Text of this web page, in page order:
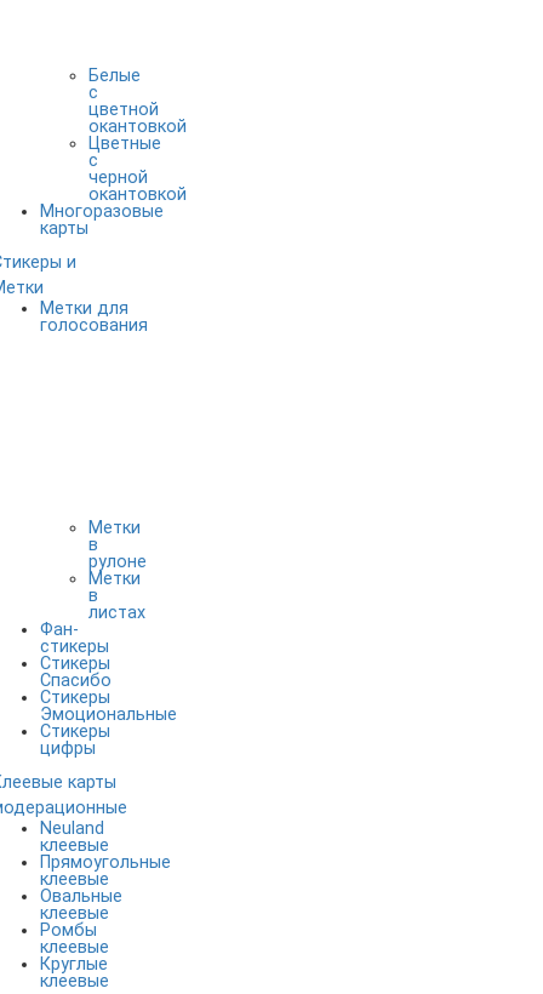
Белые
с
цветной
окантовкой
Цветные
с
черной
окантовкой
Многоразовые
карты
и
Метки для
голосования
Метки
в
рулоне
Метки
в
листах
Фан-
стикеры
Стикеры
Спасибо
Стикеры
Эмоциональные
Стикеры
цифры
карты
Neuland
клеевые
Прямоугольные
клеевые
Овальные
клеевые
Ромбы
клеевые
Круглые
клеевые